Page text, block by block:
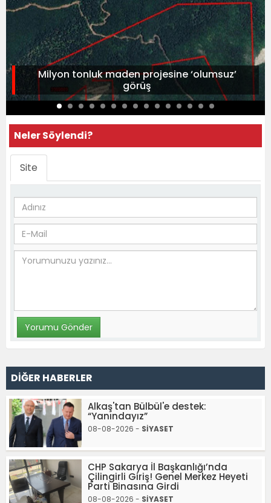
Milyon tonluk maden projesine ‘olumsuz’
görüş
Neler Söylendi?
Site
DİĞER HABERLER
Alkaş'tan Bülbül'e destek:
“Yanındayız”
08-08-2026 - SİYASET
CHP Sakarya İl Başkanlığı’nda
Çilingirli Giriş! Genel Merkez Heyeti
Parti Binasına Girdi
08-08-2026 - SİYASET